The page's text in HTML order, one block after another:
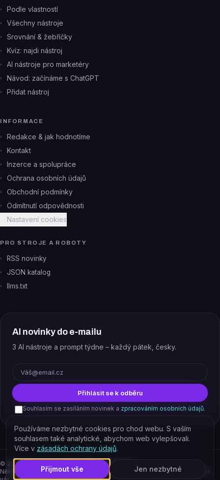
Podle vlastností
Všechny nástroje
Srovnání & žebříčky
Kvíz: najdi nástroj
AI nástroje pro marketéry
Návod: začínáme s ChatGPT
Přidat nástroj
INFORMACE
Redakce & jak hodnotíme
Kontakt
Inzerce a spolupráce
Ochrana osobních údajů
Obchodní podmínky
Odmítnutí odpovědnosti
Nastavení cookies
PRO STROJE A ROBOTY
RSS novinky
JSON katalog
llms.txt
AI novinky do e-mailu
3 AI nástroje a prompt týdne – každý pátek, česky.
Přihlásit se k odběru
Souhlasím se zasíláním novinek a zpracováním osobních údajů.
© 2026
EJAJ s.r.o. – všechna práva vyhrazena.
Některé odkazy jsou affiliate. Podporujete tím provoz katalogu, cena pro
Používáme nezbytné cookies pro chod webu. S vaším
souhlasem také analytické, abychom web vylepšovali.
Více v zásadách ochrany údajů.
Přijmout vše Jen nezbytné